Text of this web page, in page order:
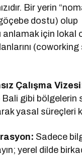
Bir yerin
dostu) olup
anlamak için lokal
Çalışma
gibi bölgelerin
yasal süreçleri
Sadece
yerel dilde